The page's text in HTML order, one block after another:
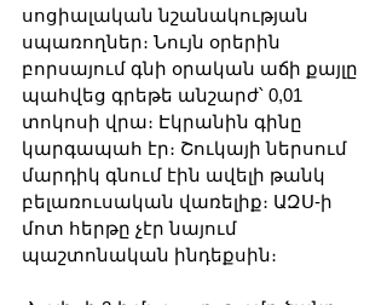
սոցիալական նշանակության
սպառողներ։ Նույն օրերին
բորսայում գնի օրական աճի քայլը
պահվեց գրեթե անշարժ՝ 0,01
տոկոսի վրա։ Էկրանին գինը
կարգապահ էր։ Շուկայի ներսում
մարդիկ գնում էին ավելի թանկ
բելառուսական վառելիք։ ԱԶՍ-ի
մոտ հերթը չէր նայում
պաշտոնական ինդեքսին։